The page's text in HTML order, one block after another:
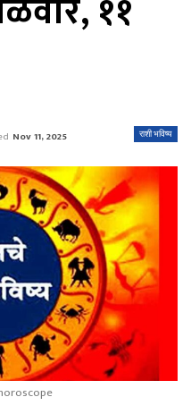
११
राशी भविष्य
Nov 11, 2025